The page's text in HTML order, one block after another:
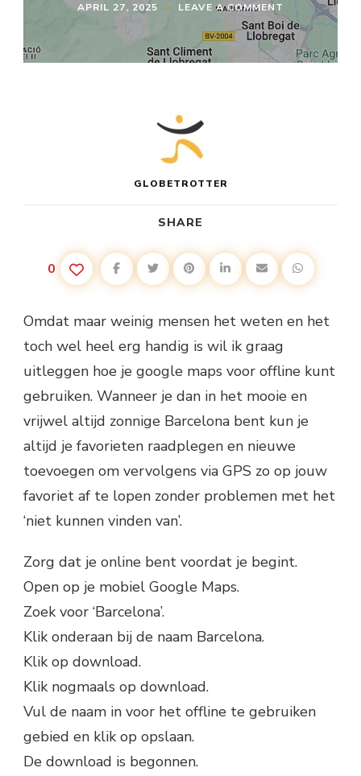
APRIL 27, 2025 LEAVE A COMMENT
OFFLINE
VAN
BARCELONA
GLOBETROTTER
SHARE
0
Omdat maar weinig mensen het weten en het
toch wel heel erg handig is wil ik graag
uitleggen hoe je google maps voor offline kunt
gebruiken. Wanneer je dan in het mooie en
vrijwel altijd zonnige Barcelona bent kun je
altijd je favorieten raadplegen en nieuwe
toevoegen om vervolgens via GPS zo op jouw
favoriet af te lopen zonder problemen met het
‘niet kunnen vinden van’.
Zorg dat je online bent voordat je begint.
Open op je mobiel Google Maps.
Zoek voor ‘Barcelona’.
Klik onderaan bij de naam Barcelona.
Klik op download.
Klik nogmaals op download.
Vul de naam in voor het offline te gebruiken
gebied en klik op opslaan.
De download is begonnen.